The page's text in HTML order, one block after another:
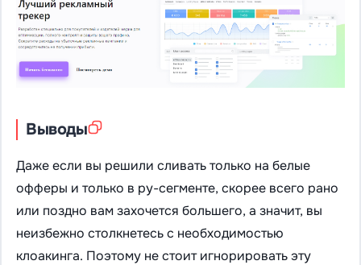
Выводы
Даже если вы решили сливать только на белые
офферы и только в ру-сегменте, скорее всего рано
или поздно вам захочется большего, а значит, вы
неизбежно столкнетесь с необходимостью
клоакинга. Поэтому не стоит игнорировать эту